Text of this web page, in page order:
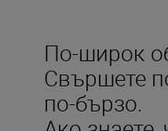
По-широк
Свършете
по-бързо.